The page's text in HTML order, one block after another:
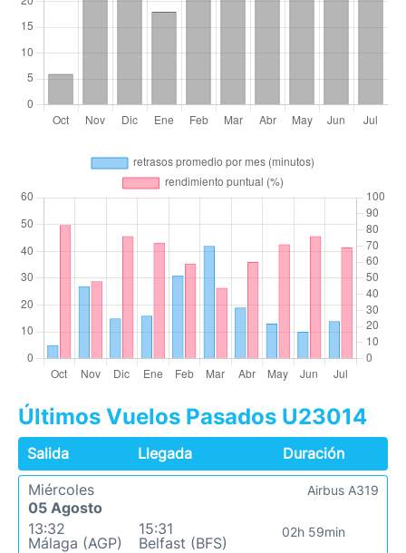
Últimos Vuelos Pasados U23014
Salida Llegada
Duración
Miércoles
05 Agosto
13:32
Málaga (AGP)
15:31
Belfast (BFS)
02h 59min
Airbus A319